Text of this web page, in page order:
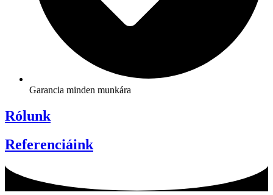
Garancia minden munkára
Rólunk
Referenciáink